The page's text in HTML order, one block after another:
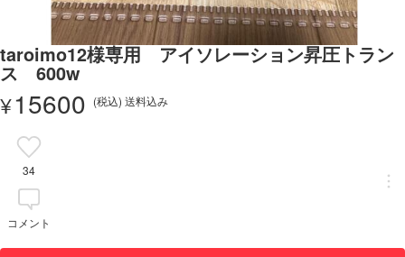
taroimo12様専用 アイソレーション昇圧トラン
ス 600w
¥15600 (税込) 送料込み
34
コメント